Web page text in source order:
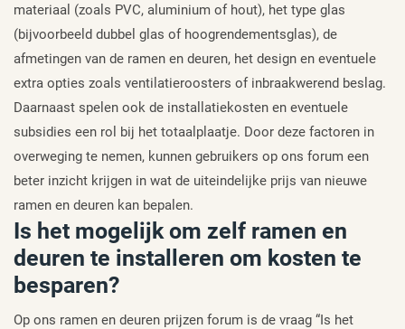
materiaal (zoals PVC, aluminium of hout), het type glas
(bijvoorbeeld dubbel glas of hoogrendementsglas), de
afmetingen van de ramen en deuren, het design en eventuele
extra opties zoals ventilatieroosters of inbraakwerend beslag.
Daarnaast spelen ook de installatiekosten en eventuele
subsidies een rol bij het totaalplaatje. Door deze factoren in
overweging te nemen, kunnen gebruikers op ons forum een
beter inzicht krijgen in wat de uiteindelijke prijs van nieuwe
ramen en deuren kan bepalen.
Is het mogelijk om zelf ramen en
deuren te installeren om kosten te
besparen?
Op ons ramen en deuren prijzen forum is de vraag “Is het